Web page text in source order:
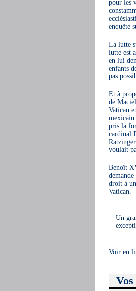
pour les
enquête
La lutte
lutte est
en lui
enfants
pas
Et à
de
Vatican
mexicain
pris la
cardinal
voulait
Benoît
droit à
Vatican.
Un
Voir en